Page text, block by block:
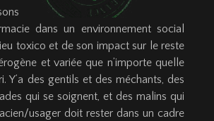
dans un environnement social
toxico et de son impact sur le reste
et variée que n’importe quelle
Y’a des gentils et des méchants, des
qui se soignent, et des malins qui
usager doit rester dans un cadre